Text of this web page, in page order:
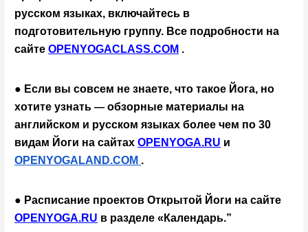
русском языках, включайтесь в
подготовительную группу. Все подробности на
сайте OPENYOGACLASS.COM .
● Если вы совсем не знаете, что такое Йога, но
хотите узнать — обзорные материалы на
английском и русском языках более чем по 30
видам Йоги на сайтах OPENYOGA.RU
OPENYOGALAND.COM .
OPENYOGA.RU в разделе «Календарь.”